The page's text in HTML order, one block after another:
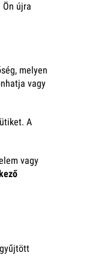
újra
melyen
vagy
A
vagy